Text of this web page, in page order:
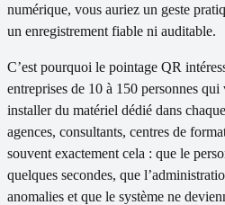
numérique, vous auriez un geste
un enregistrement fiable ni auditable.
C’est pourquoi le pointage QR
entreprises de 10 à 150 personnes qui
installer du matériel dédié dans
agences, consultants, centres de
souvent exactement cela : que le
quelques secondes, que
anomalies et que le système ne